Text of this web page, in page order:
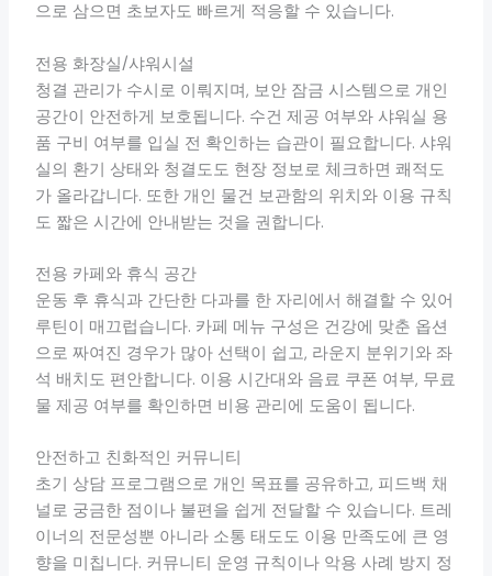
으로 삼으면 초보자도 빠르게 적응할 수 있습니다.
전용 화장실/샤워시설
청결 관리가 수시로 이뤄지며, 보안 잠금 시스템으로 개인
공간이 안전하게 보호됩니다. 수건 제공 여부와 샤워실 용
품 구비 여부를 입실 전 확인하는 습관이 필요합니다. 샤워
실의 환기 상태와 청결도도 현장 정보로 체크하면 쾌적도
가 올라갑니다. 또한 개인 물건 보관함의 위치와 이용 규칙
도 짧은 시간에 안내받는 것을 권합니다.
전용 카페와 휴식 공간
운동 후 휴식과 간단한 다과를 한 자리에서 해결할 수 있어
루틴이 매끄럽습니다. 카페 메뉴 구성은 건강에 맞춘 옵션
으로 짜여진 경우가 많아 선택이 쉽고, 라운지 분위기와 좌
석 배치도 편안합니다. 이용 시간대와 음료 쿠폰 여부, 무료
물 제공 여부를 확인하면 비용 관리에 도움이 됩니다.
안전하고 친화적인 커뮤니티
초기 상담 프로그램으로 개인 목표를 공유하고, 피드백 채
널로 궁금한 점이나 불편을 쉽게 전달할 수 있습니다. 트레
이너의 전문성뿐 아니라 소통 태도도 이용 만족도에 큰 영
향을 미칩니다. 커뮤니티 운영 규칙이나 악용 사례 방지 정